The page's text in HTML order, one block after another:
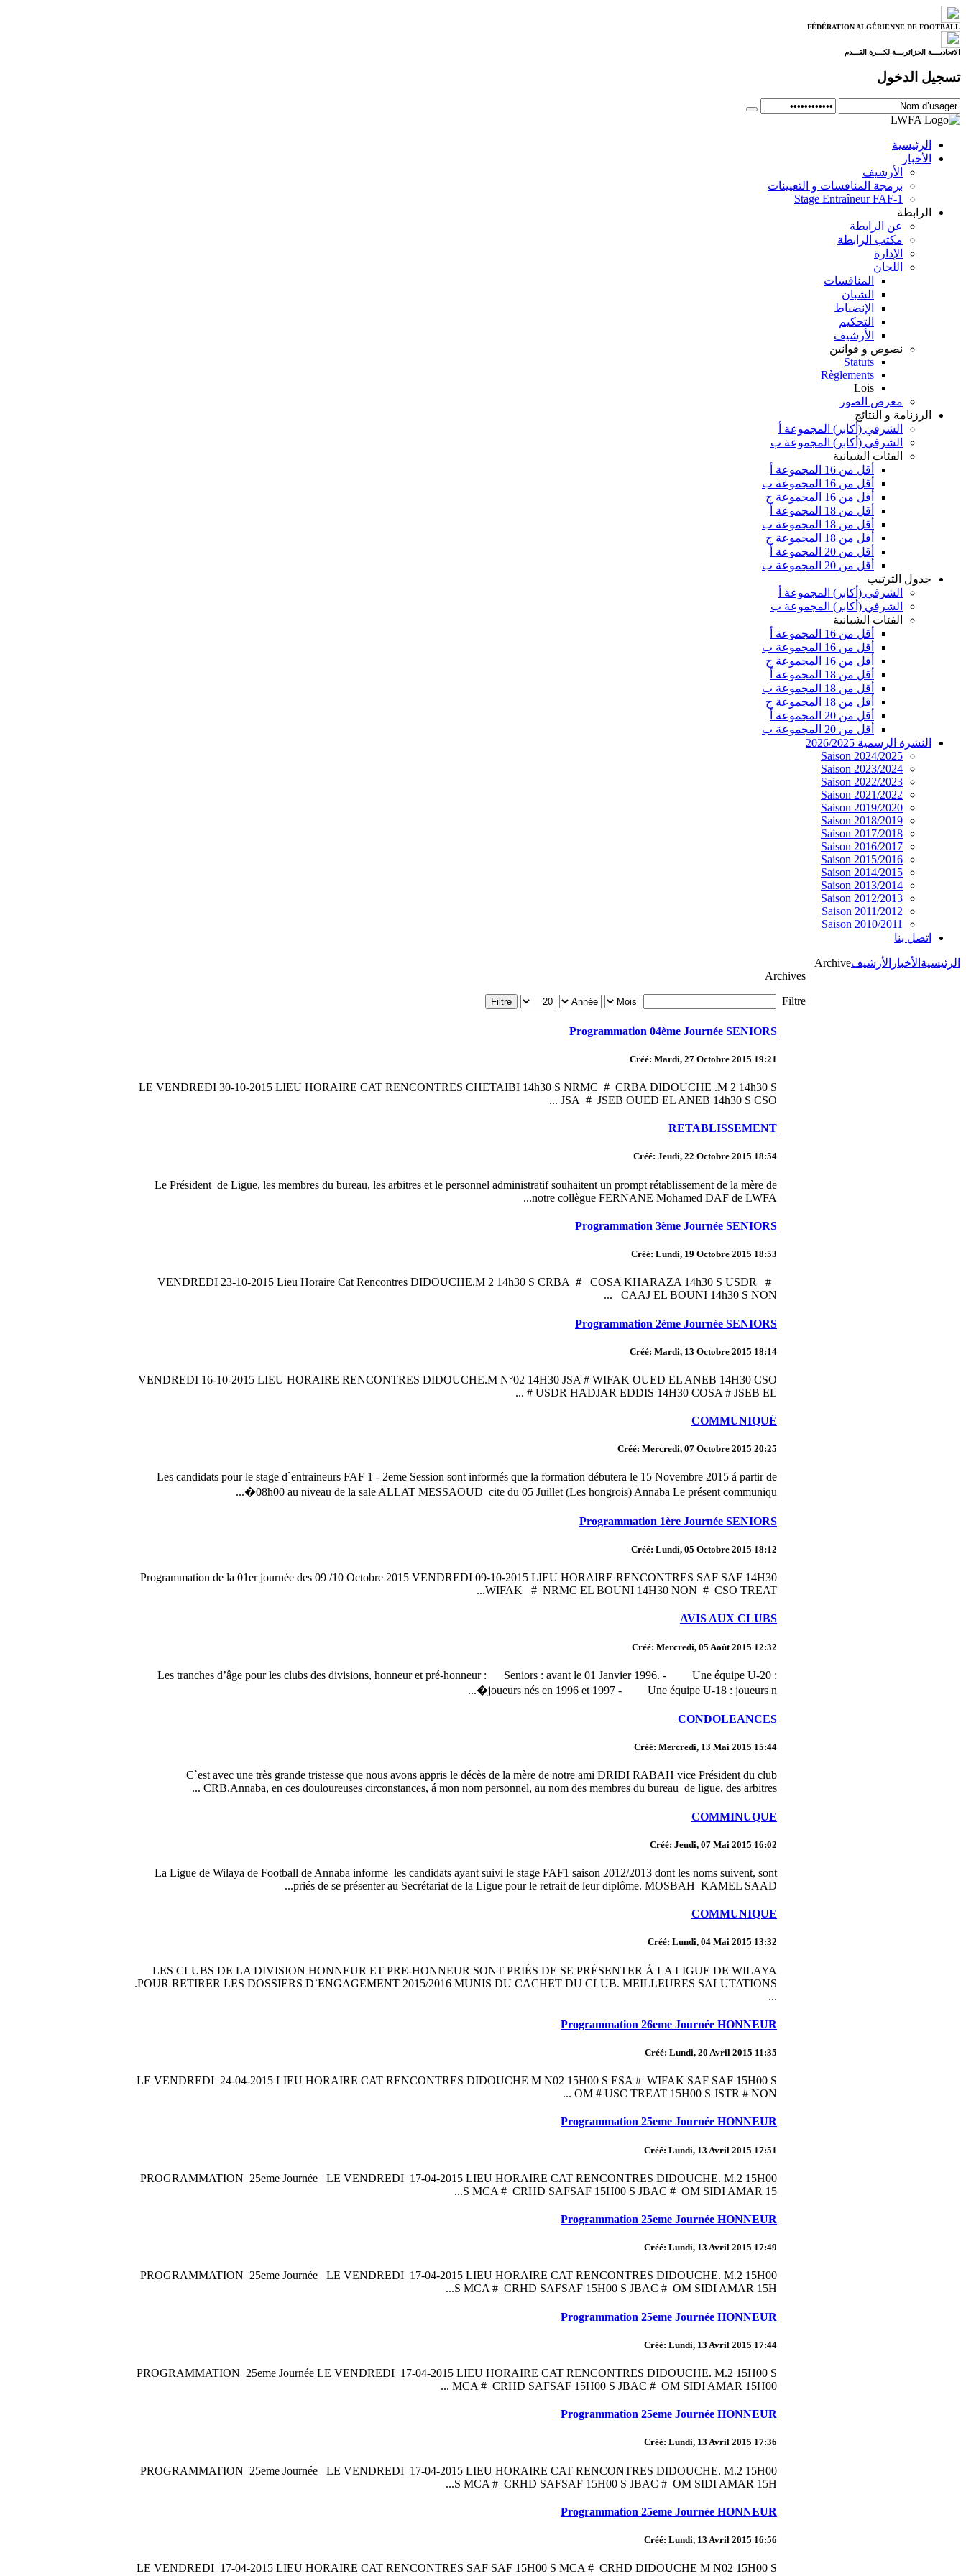
FÉDÉRATION ALGÉRIENNE DE FOOTBALL
الاتحاديــــة الجزائريـــة لكـــرة القـــدم
تسجيل الدخول
الرئيسية
الأخبار
الأرشيف
برمجة المنافسات و التعيينات
Stage Entraîneur FAF-1
الرابطة
عن الرابطة
مكتب الرابطة
الإدارة
اللجان
المنافسات
الشبان
الإنضباط
التحكيم
الأرشيف
نصوص و قوانين
Statuts
Règlements
Lois
معرض الصور
الرزنامة و النتائج
الشرفي (أكابر) المجموعة أ
الشرفي (أكابر) المجموعة ب
الفئات الشبانية
أقل من 16 المجموعة أ
أقل من 16 المجموعة ب
أقل من 16 المجموعة ج
أقل من 18 المجموعة أ
أقل من 18 المجموعة ب
أقل من 18 المجموعة ج
أقل من 20 المجموعة أ
أقل من 20 المجموعة ب
جدول الترتيب
الشرفي (أكابر) المجموعة أ
الشرفي (أكابر) المجموعة ب
الفئات الشبانية
أقل من 16 المجموعة أ
أقل من 16 المجموعة ب
أقل من 16 المجموعة ج
أقل من 18 المجموعة أ
أقل من 18 المجموعة ب
أقل من 18 المجموعة ج
أقل من 20 المجموعة أ
أقل من 20 المجموعة ب
النشرة الرسمية 2026/2025
Saison 2024/2025
Saison 2023/2024
Saison 2022/2023
Saison 2021/2022
Saison 2019/2020
Saison 2018/2019
Saison 2017/2018
Saison 2016/2017
Saison 2015/2016
Saison 2014/2015
Saison 2013/2014
Saison 2012/2013
Saison 2011/2012
Saison 2010/2011
اتصل بنا
الرئيسية الأخبار الأرشيفArchive
Archives
Filtre
Filtre
Programmation 04ème Journée SENIORS
Créé: Mardi, 27 Octobre 2015 19:21
LE VENDREDI 30-10-2015 LIEU HORAIRE CAT RENCONTRES CHETAIBI 14h30 S NRMC # CRBA DIDOUCHE .M 2 14h30 S
JSA # JSEB OUED EL ANEB 14h30 S CSO ...
RETABLISSEMENT
Créé: Jeudi, 22 Octobre 2015 18:54
Le Président de Ligue, les membres du bureau, les arbitres et le personnel administratif souhaitent un prompt rétablissement de la mère de
notre collègue FERNANE Mohamed DAF de LWFA...
Programmation 3ème Journée SENIORS
Créé: Lundi, 19 Octobre 2015 18:53
VENDREDI 23-10-2015 Lieu Horaire Cat Rencontres DIDOUCHE.M 2 14h30 S CRBA # COSA KHARAZA 14h30 S USDR #
CAAJ EL BOUNI 14h30 S NON ...
Programmation 2ème Journée SENIORS
Créé: Mardi, 13 Octobre 2015 18:14
VENDREDI 16-10-2015 LIEU HORAIRE RENCONTRES DIDOUCHE.M N°02 14H30 JSA # WIFAK OUED EL ANEB 14H30 CSO
# USDR HADJAR EDDIS 14H30 COSA # JSEB EL ...
COMMUNIQUÉ
Créé: Mercredi, 07 Octobre 2015 20:25
Les candidats pour le stage d`entraineurs FAF 1 - 2eme Session sont informés que la formation débutera le 15 Novembre 2015 á partir de
08h00 au niveau de la sale ALLAT MESSAOUD cite du 05 Juillet (Les hongrois) Annaba Le présent communiqu�...
Programmation 1ère Journée SENIORS
Créé: Lundi, 05 Octobre 2015 18:12
Programmation de la 01er journée des 09 /10 Octobre 2015 VENDREDI 09-10-2015 LIEU HORAIRE RENCONTRES SAF SAF 14H30
WIFAK # NRMC EL BOUNI 14H30 NON # CSO TREAT...
AVIS AUX CLUBS
Créé: Mercredi, 05 Août 2015 12:32
Les tranches d’âge pour les clubs des divisions, honneur et pré-honneur : Seniors : avant le 01 Janvier 1996. - Une équipe U-20 :
joueurs nés en 1996 et 1997 - Une équipe U-18 : joueurs n�...
CONDOLEANCES
Créé: Mercredi, 13 Mai 2015 15:44
C`est avec une très grande tristesse que nous avons appris le décès de la mère de notre ami DRIDI RABAH vice Président du club
CRB.Annaba, en ces douloureuses circonstances, á mon nom personnel, au nom des membres du bureau de ligue, des arbitres ...
COMMINUQUE
Créé: Jeudi, 07 Mai 2015 16:02
La Ligue de Wilaya de Football de Annaba informe les candidats ayant suivi le stage FAF1 saison 2012/2013 dont les noms suivent, sont
priés de se présenter au Secrétariat de la Ligue pour le retrait de leur diplôme. MOSBAH KAMEL SAAD...
COMMUNIQUE
Créé: Lundi, 04 Mai 2015 13:32
LES CLUBS DE LA DIVISION HONNEUR ET PRE-HONNEUR SONT PRIÉS DE SE PRÉSENTER Á LA LIGUE DE WILAYA
POUR RETIRER LES DOSSIERS D`ENGAGEMENT 2015/2016 MUNIS DU CACHET DU CLUB. MEILLEURES SALUTATIONS.
...
Programmation 26eme Journée HONNEUR
Créé: Lundi, 20 Avril 2015 11:35
LE VENDREDI 24-04-2015 LIEU HORAIRE CAT RENCONTRES DIDOUCHE M N02 15H00 S ESA # WIFAK SAF SAF 15H00 S
OM # USC TREAT 15H00 S JSTR # NON ...
Programmation 25eme Journée HONNEUR
Créé: Lundi, 13 Avril 2015 17:51
PROGRAMMATION 25eme Journée LE VENDREDI 17-04-2015 LIEU HORAIRE CAT RENCONTRES DIDOUCHE. M.2 15H00
S MCA # CRHD SAFSAF 15H00 S JBAC # OM SIDI AMAR 15...
Programmation 25eme Journée HONNEUR
Créé: Lundi, 13 Avril 2015 17:49
PROGRAMMATION 25eme Journée LE VENDREDI 17-04-2015 LIEU HORAIRE CAT RENCONTRES DIDOUCHE. M.2 15H00
S MCA # CRHD SAFSAF 15H00 S JBAC # OM SIDI AMAR 15H...
Programmation 25eme Journée HONNEUR
Créé: Lundi, 13 Avril 2015 17:44
PROGRAMMATION 25eme Journée LE VENDREDI 17-04-2015 LIEU HORAIRE CAT RENCONTRES DIDOUCHE. M.2 15H00 S
MCA # CRHD SAFSAF 15H00 S JBAC # OM SIDI AMAR 15H00 ...
Programmation 25eme Journée HONNEUR
Créé: Lundi, 13 Avril 2015 17:36
PROGRAMMATION 25eme Journée LE VENDREDI 17-04-2015 LIEU HORAIRE CAT RENCONTRES DIDOUCHE. M.2 15H00
S MCA # CRHD SAFSAF 15H00 S JBAC # OM SIDI AMAR 15H...
Programmation 25eme Journée HONNEUR
Créé: Lundi, 13 Avril 2015 16:56
LE VENDREDI 17-04-2015 LIEU HORAIRE CAT RENCONTRES SAF SAF 15H00 S MCA # CRHD DIDOUCHE M N02 15H00 S